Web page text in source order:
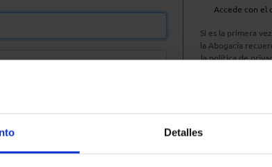
Detalles
Accede con el
Si es la primera
la Abogacía
la política de